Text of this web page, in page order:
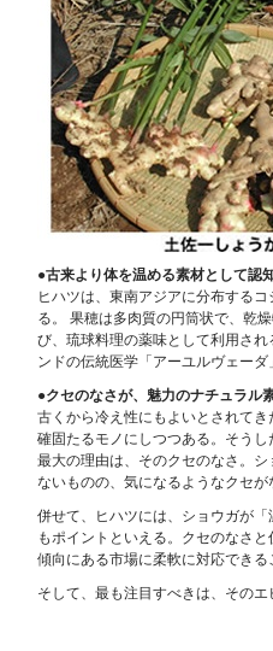
●古来より体を温める素材として認
ヒハツは、東南アジアに分布する
る。 果穂は多肉質の円筒状で、乾
び、琉球料理の薬味として利用さ
ンドの伝統医学「アーユルヴェー
●クセのなさが、魅力のナチュラル
古くから冷え性にもよいとされて
確固たるモノにしつつある。そうし
最大の理由は、そのクセのなさ。
ないものの、気になるようなクセ
併せて、ヒハツには、ショウガが
もポイントといえる。クセのなさ
傾向にある市場に柔軟に対応できる
そして、最も注目すべきは、そのエ